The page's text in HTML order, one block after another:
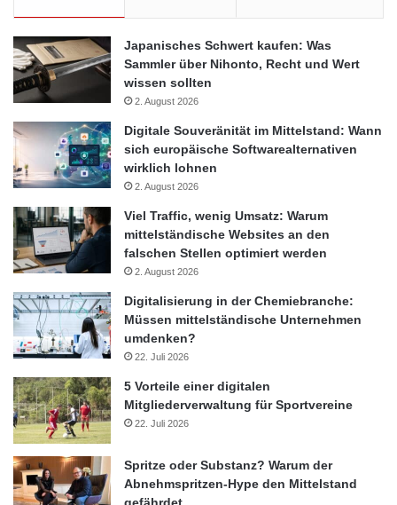
Japanisches Schwert kaufen: Was
Sammler über Nihonto, Recht und Wert
wissen sollten
2. August 2026
Digitale Souveränität im Mittelstand: Wann
sich europäische Softwarealternativen
wirklich lohnen
2. August 2026
Viel Traffic, wenig Umsatz: Warum
mittelständische Websites an den
falschen Stellen optimiert werden
2. August 2026
Digitalisierung in der Chemiebranche:
Müssen mittelständische Unternehmen
umdenken?
22. Juli 2026
5 Vorteile einer digitalen
Mitgliederverwaltung für Sportvereine
22. Juli 2026
Spritze oder Substanz? Warum der
Abnehmspritzen-Hype den Mittelstand
gefährdet